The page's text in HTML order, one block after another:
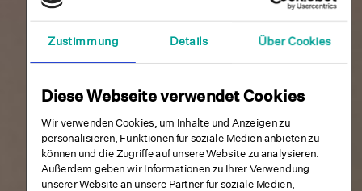
Zustimmung Details Über Cookies
Diese Webseite verwendet Cookies
Wir verwenden Cookies, um Inhalte und Anzeigen zu
personalisieren, Funktionen für soziale Medien anbieten zu
können und die Zugriffe auf unsere Website zu analysieren.
Außerdem geben wir Informationen zu Ihrer Verwendung
unserer Website an unsere Partner für soziale Medien,